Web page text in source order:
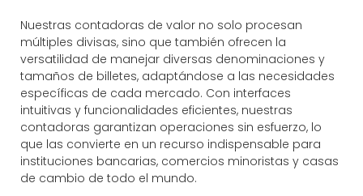
Nuestras contadoras de valor no solo procesan
múltiples divisas, sino que también ofrecen la
versatilidad de manejar diversas denominaciones y
tamaños de billetes, adaptándose a las necesidades
específicas de cada mercado. Con interfaces
intuitivas y funcionalidades eficientes, nuestras
contadoras garantizan operaciones sin esfuerzo, lo
que las convierte en un recurso indispensable para
instituciones bancarias, comercios minoristas y casas
de cambio de todo el mundo.